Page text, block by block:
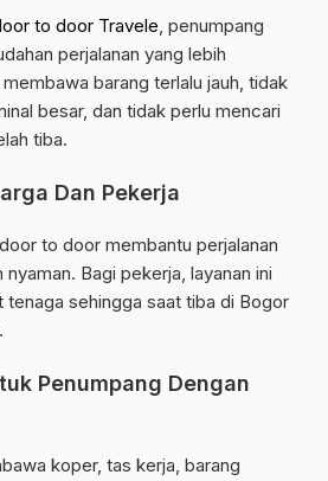
to door Travele, penumpang
perjalanan yang lebih
barang terlalu jauh, tidak
besar, dan tidak perlu mencari
tiba.
Dan Pekerja
to door membantu perjalanan
Bagi pekerja, layanan ini
sehingga saat tiba di Bogor
Penumpang Dengan
koper, tas kerja, barang